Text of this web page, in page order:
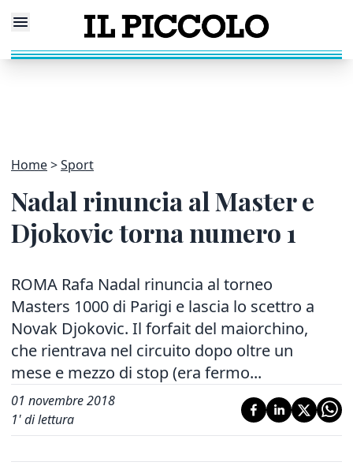
Home Sport
Nadal rinuncia al Master e
Djokovic torna numero 1
ROMA Rafa Nadal rinuncia al torneo
Masters 1000 di Parigi e lascia lo scettro a
Novak Djokovic. Il forfait del maiorchino,
che rientrava nel circuito dopo oltre un
mese e mezzo di stop (era fermo...
01 novembre 2018
1' di lettura